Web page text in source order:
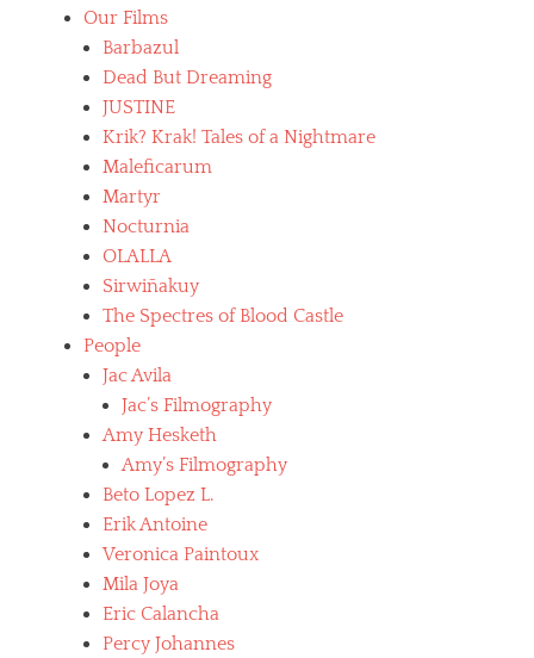
Our Films
Barbazul
Dead But Dreaming
JUSTINE
Krik? Krak! Tales of a Nightmare
Maleficarum
Martyr
Nocturnia
OLALLA
Sirwiñakuy
The Spectres of Blood Castle
People
Jac Avila
Jac’s Filmography
Amy Hesketh
Amy’s Filmography
Beto Lopez L.
Erik Antoine
Veronica Paintoux
Mila Joya
Eric Calancha
Percy Johannes